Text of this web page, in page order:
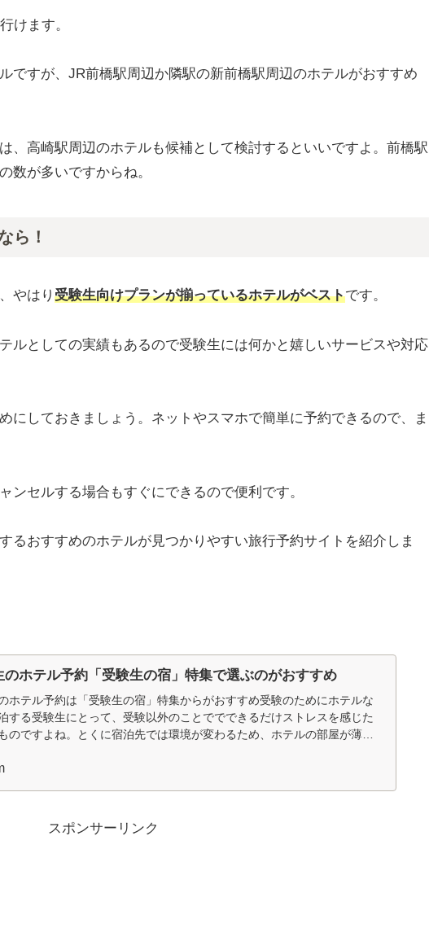
けます。
ですが、JR前橋駅周辺か隣駅の新前橋駅周辺のホテルがおすすめ
、高崎駅周辺のホテルも候補として検討するといいですよ。前橋駅
数が多いですからね。
ら！
やはり 受験生向けプランが揃っているホテルがベストです。
ルとしての実績もあるので受験生には何かと嬉しいサービスや対応
にしておきましょう。ネットやスマホで簡単に予約できるので、ま
ンセルする場合もすぐにできるので便利です。
るおすすめのホテルが見つかりやすい旅行予約サイトを紹介しま
のホテル予約「受験生の宿」特集で選ぶのがおすすめ
ホテル予約は「受験生の宿」特集からがおすすめ受験のためにホテルな
する受験生にとって、受験以外のことででできるだけストレスを感じた
のですよね。とくに宿泊先では環境が変わるため、ホテルの部屋が薄暗
スポンサーリンク